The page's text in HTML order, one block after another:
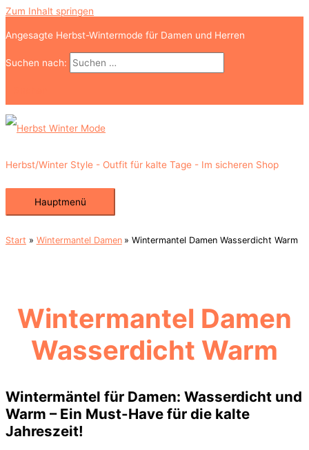
Zum Inhalt springen
Angesagte Herbst-Wintermode für Damen und Herren
Suchen nach:
Herbst/Winter Style - Outfit für kalte Tage - Im sicheren Shop
Hauptmenü
Start Wintermantel Damen Wintermantel Damen Wasserdicht Warm
Wintermantel Damen
Wasserdicht Warm
Wintermäntel für Damen: Wasserdicht und
Warm – Ein Must-Have für die kalte
Jahreszeit!